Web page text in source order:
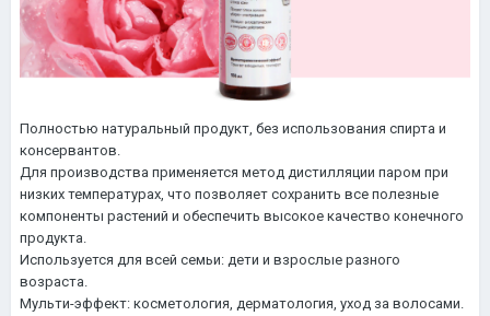
Полностью натуральный продукт, без использования спирта и
консервантов.
Для производства применяется метод дистилляции паром при
низких температурах, что позволяет сохранить все полезные
компоненты растений и обеспечить высокое качество конечного
продукта.
Используется для всей семьи: дети и взрослые разного
возраста.
Мульти-эффект: косметология, дерматология, уход за волосами.